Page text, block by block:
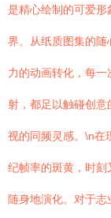
是精心绘制的可爱
界。从纸质图集的
力的动画转化，每
射，都足以触碰创
视的同频灵感。\n在
纪帧率的斑黄，时
随身地演化。对于